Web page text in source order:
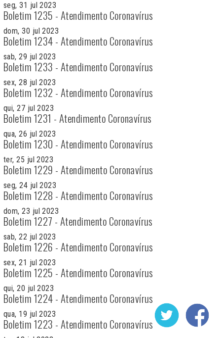
seg, 31 jul 2023
Boletim 1235 - Atendimento Coronavírus
dom, 30 jul 2023
Boletim 1234 - Atendimento Coronavírus
sab, 29 jul 2023
Boletim 1233 - Atendimento Coronavírus
sex, 28 jul 2023
Boletim 1232 - Atendimento Coronavírus
qui, 27 jul 2023
Boletim 1231 - Atendimento Coronavírus
qua, 26 jul 2023
Boletim 1230 - Atendimento Coronavírus
ter, 25 jul 2023
Boletim 1229 - Atendimento Coronavírus
seg, 24 jul 2023
Boletim 1228 - Atendimento Coronavírus
dom, 23 jul 2023
Boletim 1227 - Atendimento Coronavírus
sab, 22 jul 2023
Boletim 1226 - Atendimento Coronavírus
sex, 21 jul 2023
Boletim 1225 - Atendimento Coronavírus
qui, 20 jul 2023
Boletim 1224 - Atendimento Coronavírus
qua, 19 jul 2023
Boletim 1223 - Atendimento Coronavírus